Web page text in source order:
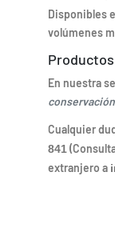
Disponibles
volúmenes
En nuestra
conservación
Cualquier
841
extranjero a